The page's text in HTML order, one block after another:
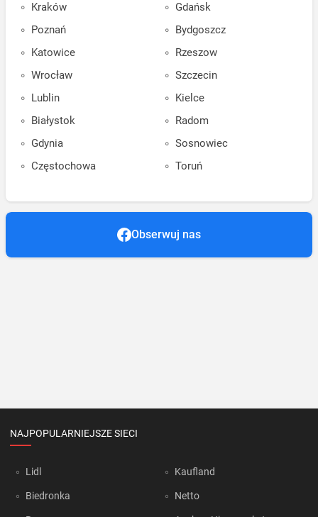
Kraków
Poznań
Katowice
Wrocław
Lublin
Białystok
Gdynia
Częstochowa
Gdańsk
Bydgoszcz
Rzeszow
Szczecin
Kielce
Radom
Sosnowiec
Toruń
Obserwuj nas
NAJPOPULARNIEJSZE SIECI
Lidl
Biedronka
Kaufland
Netto